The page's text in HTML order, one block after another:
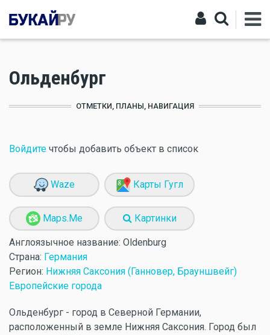
Ольденбург
ОТМЕТКИ, ПЛАНЫ, НАВИГАЦИЯ
Войдите чтобы добавить объект в список
Waze Карты Гугл
Maps.Me Картинки
Англоязычное название: Oldenburg
Страна: Германия
Регион: Нижняя Саксония (Ганновер, Брауншвейг)
Европейские города
Ольденбург - город в Северной Германии,
расположенный в земле Нижняя Саксония. Город был